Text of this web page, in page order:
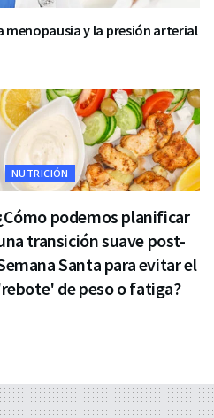
menopausia y la presión arterial
NUTRICIÓN
podemos planificar
transición suave post-
Santa para evitar el
de peso o fatiga?